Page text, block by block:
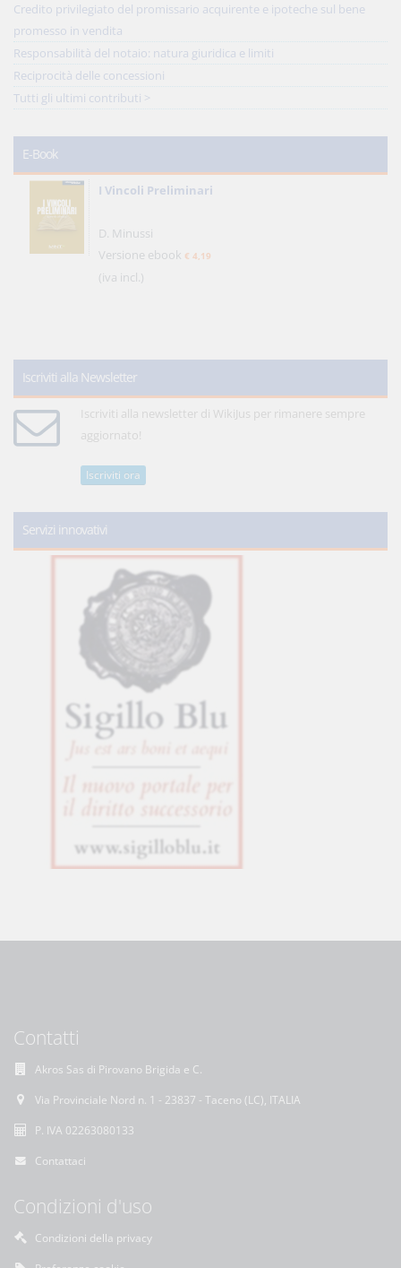
Credito privilegiato del promissario acquirente e ipoteche sul bene
promesso in vendita
Responsabilità del notaio: natura giuridica e limiti
Reciprocità delle concessioni
Tutti gli ultimi contributi >
E-Book
I Vincoli Preliminari
D. Minussi
Versione ebook € 4,19
(iva incl.)
Iscriviti alla Newsletter
Iscriviti alla newsletter di WikiJus per rimanere sempre
aggiornato!
Iscriviti ora
Servizi innovativi
Contatti
Akros Sas di Pirovano Brigida e C.
Via Provinciale Nord n. 1 - 23837 - Taceno (LC), ITALIA
P. IVA 02263080133
Contattaci
Condizioni d'uso
Condizioni della privacy